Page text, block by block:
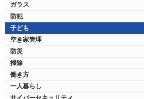
ガラス
防犯
子ども
空き家管理
防災
掃除
働き方
一人暮らし